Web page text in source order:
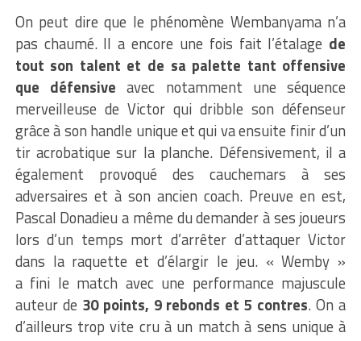
On peut dire que le phénomène Wembanyaman’a
pas chaumé.Il a encore une fois fait l’étalage de
tout son talent et de sa palette tant offensive
que défensive avec notamment une séquence
merveilleuse de Victor qui dribble son défenseur
grâce à son handle unique et qui va ensuite finir d’un
tir acrobatique sur la planche. Défensivement, il a
également provoqué des cauchemars à ses
adversaires et à son ancien coach. Preuve en est,
Pascal Donadieu a même dudemander à ses joueurs
lors d’un temps mort d’arrêter d’attaquer Victor
dans la raquette et d’élargir le jeu.«Wemby »
a fini le match avec une performance majuscule
auteur de 30 points, 9 rebonds et 5 contres. On a
d’ailleurs trop vite cru à un match à sens unique à